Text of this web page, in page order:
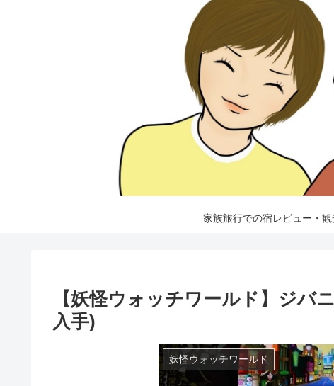
家族旅行での宿レビュー・
【妖怪ウォッチワールド】ジバ
入手)
妖怪ウォッチワールド